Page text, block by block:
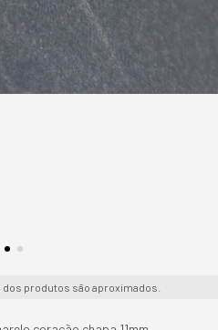
produtos são aproximados.